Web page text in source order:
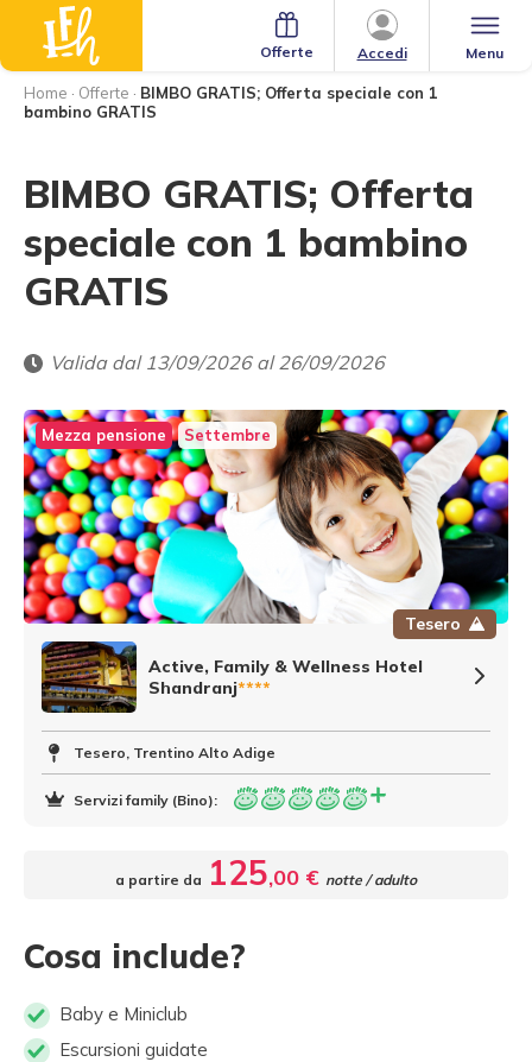
Menu
Accedi
Offerte
Home · Offerte · BIMBO GRATIS; Offerta speciale con 1
bambino GRATIS
BIMBO GRATIS; Offerta
speciale con 1 bambino
GRATIS
Valida dal 13/09/2026 al 26/09/2026
Mezza pensione Settembre
Tesero
Active, Family & Wellness Hotel
Shandranj****
Tesero, Trentino Alto Adige
Servizi family (Bino):
Cosa include?
Baby e Miniclub
Escursioni guidate
a partire da 125,00 € notte / adulto